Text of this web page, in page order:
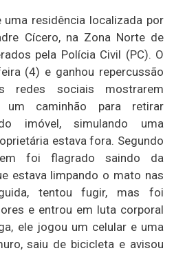
residência localizada por
Cícero, na Zona Norte de
pela Polícia Civil (PC). O
(4) e ganhou repercussão
redes sociais mostrarem
um caminhão para retirar
imóvel, simulando uma
estava fora. Segundo
foi flagrado saindo da
estava limpando o mato nas
tentou fugir, mas foi
e entrou em luta corporal
ele jogou um celular e uma
saiu de bicicleta e avisou